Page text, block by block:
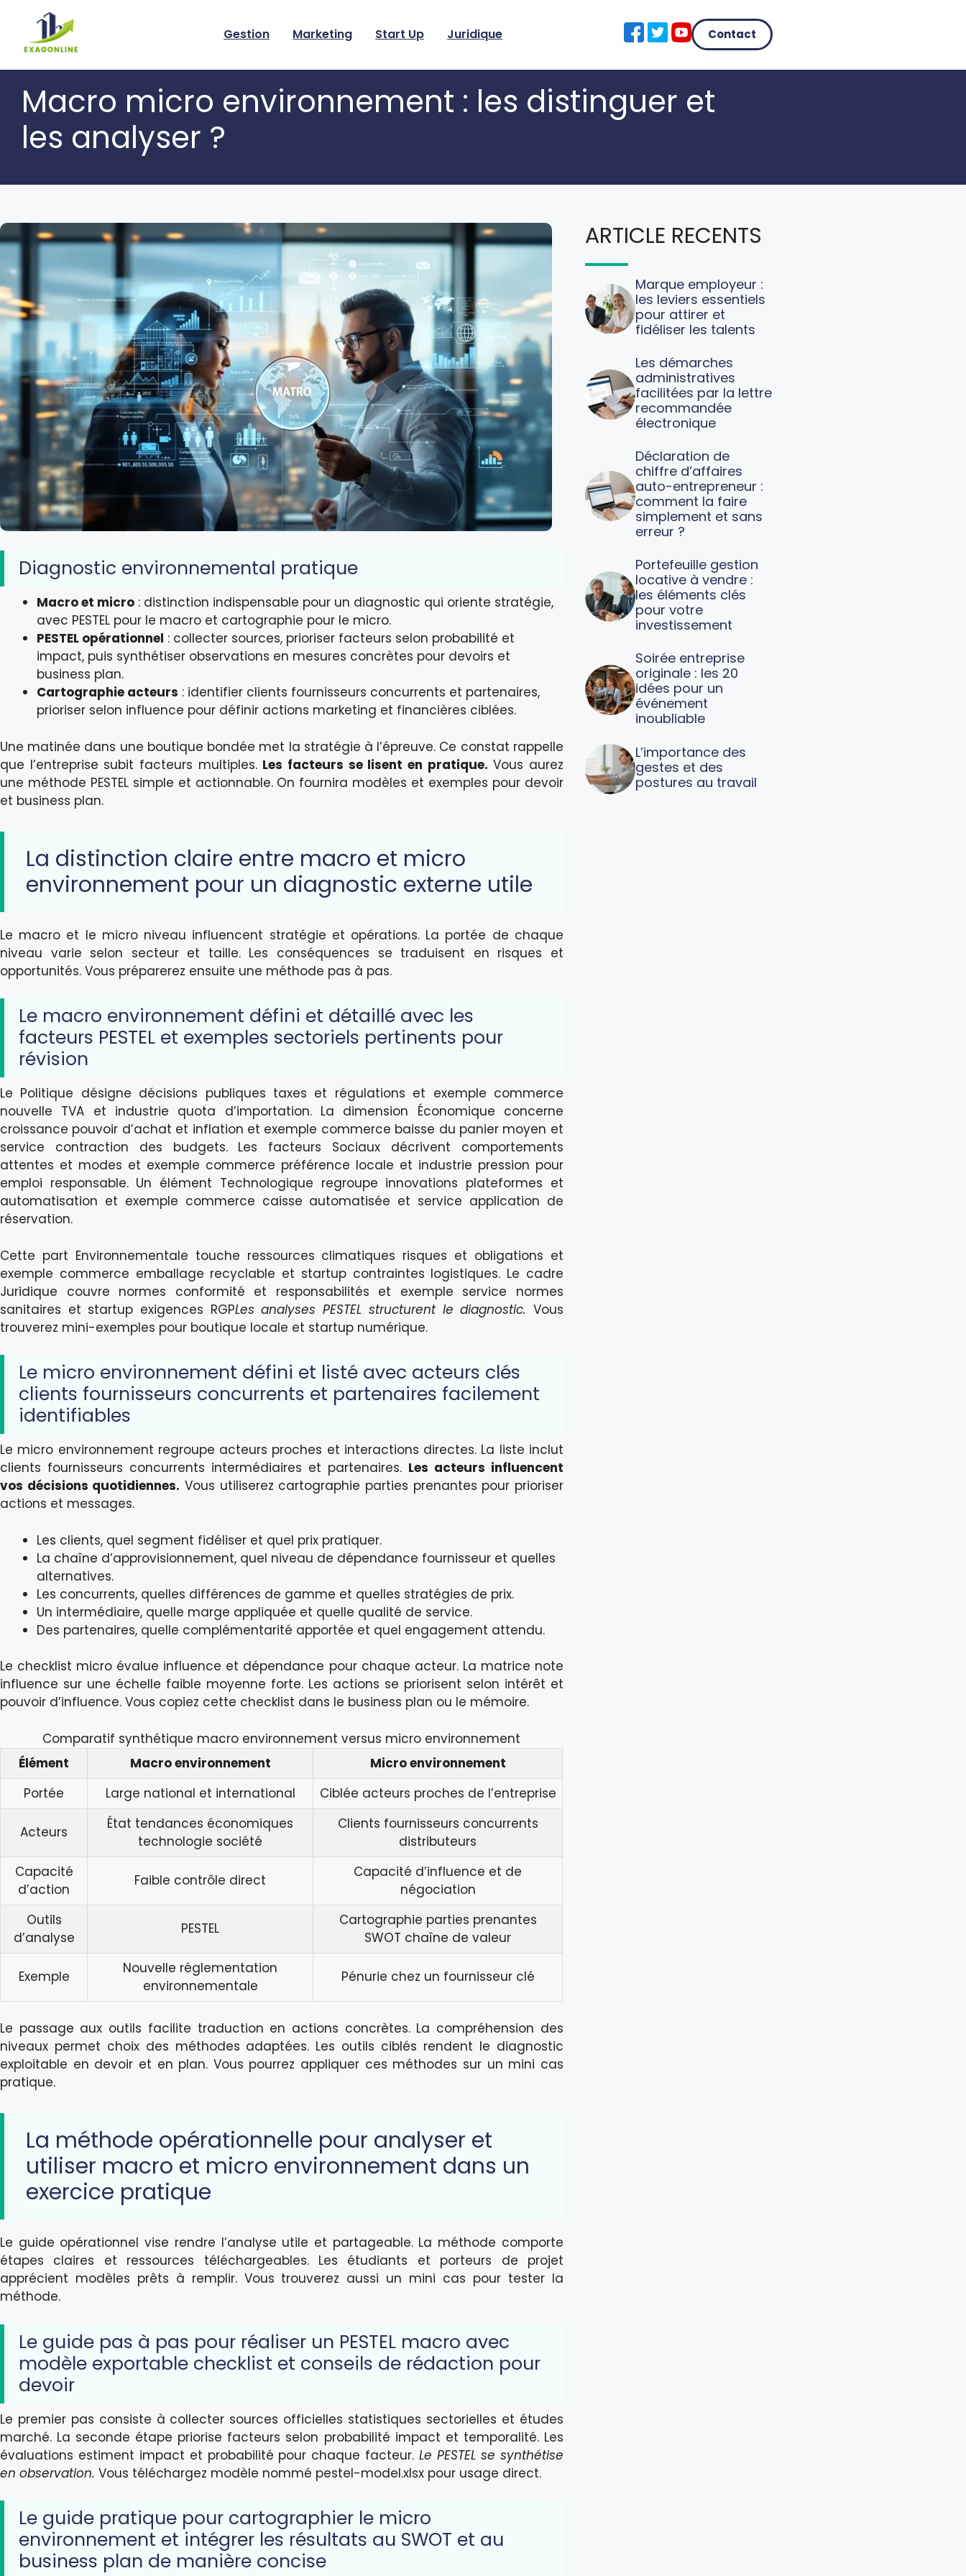
content
Gestion Marketing Start Up Juridique Contact
Macro micro environnement : les distinguer et
les analyser ?
Diagnostic environnemental pratique
Macro et micro : distinction indispensable pour un diagnostic qui oriente stratégie,
avec PESTEL pour le macro et cartographie pour le micro.
PESTEL opérationnel : collecter sources, prioriser facteurs selon probabilité et
impact, puis synthétiser observations en mesures concrètes pour devoirs et
business plan.
Cartographie acteurs : identifier clients fournisseurs concurrents et partenaires,
prioriser selon influence pour définir actions marketing et financières ciblées.
Une matinée dans une boutique bondée met la stratégie à l’épreuve. Ce constat rappelle
que l’entreprise subit facteurs multiples. Les facteurs se lisent en pratique. Vous aurez
une méthode PESTEL simple et actionnable. On fournira modèles et exemples pour devoir
et business plan.
La distinction claire entre macro et micro
environnement pour un diagnostic externe utile
Le macro et le micro niveau influencent stratégie et opérations. La portée de chaque
niveau varie selon secteur et taille. Les conséquences se traduisent en risques et
opportunités. Vous préparerez ensuite une méthode pas à pas.
Le macro environnement défini et détaillé avec les
facteurs PESTEL et exemples sectoriels pertinents pour
révision
Le Politique désigne décisions publiques taxes et régulations et exemple commerce
nouvelle TVA et industrie quota d’importation. La dimension Économique concerne
croissance pouvoir d’achat et inflation et exemple commerce baisse du panier moyen et
service contraction des budgets. Les facteurs Sociaux décrivent comportements
attentes et modes et exemple commerce préférence locale et industrie pression pour
emploi responsable. Un élément Technologique regroupe innovations plateformes et
automatisation et exemple commerce caisse automatisée et service application de
réservation.
Cette part Environnementale touche ressources climatiques risques et obligations et
exemple commerce emballage recyclable et startup contraintes logistiques. Le cadre
Juridique couvre normes conformité et responsabilités et exemple service normes
sanitaires et startup exigences RGPLes analyses PESTEL structurent le diagnostic. Vous
trouverez mini-exemples pour boutique locale et startup numérique.
Le micro environnement défini et listé avec acteurs clés
clients fournisseurs concurrents et partenaires facilement
identifiables
Le micro environnement regroupe acteurs proches et interactions directes. La liste inclut
clients fournisseurs concurrents intermédiaires et partenaires. Les acteurs influencent
vos décisions quotidiennes. Vous utiliserez cartographie parties prenantes pour prioriser
actions et messages.
Les clients, quel segment fidéliser et quel prix pratiquer.
La chaîne d’approvisionnement, quel niveau de dépendance fournisseur et quelles
alternatives.
Les concurrents, quelles différences de gamme et quelles stratégies de prix.
Un intermédiaire, quelle marge appliquée et quelle qualité de service.
Des partenaires, quelle complémentarité apportée et quel engagement attendu.
Le checklist micro évalue influence et dépendance pour chaque acteur. La matrice note
influence sur une échelle faible moyenne forte. Les actions se priorisent selon intérêt et
pouvoir d’influence. Vous copiez cette checklist dans le business plan ou le mémoire.
Comparatif synthétique macro environnement versus micro environnement
Élément
Macro environnement
Micro environnement
Portée
Large national et international Ciblée acteurs proches de l’entreprise
Acteurs
État tendances économiques
technologie société
Clients fournisseurs concurrents
distributeurs
Capacité
d’action
Faible contrôle direct
Capacité d’influence et de
négociation
Outils
d’analyse
PESTEL
Cartographie parties prenantes
SWOT chaîne de valeur
Exemple
Nouvelle réglementation
environnementale
Pénurie chez un fournisseur clé
Le passage aux outils facilite traduction en actions concrètes. La compréhension des
niveaux permet choix des méthodes adaptées. Les outils ciblés rendent le diagnostic
exploitable en devoir et en plan. Vous pourrez appliquer ces méthodes sur un mini cas
pratique.
La méthode opérationnelle pour analyser et
utiliser macro et micro environnement dans un
exercice pratique
Le guide opérationnel vise rendre l’analyse utile et partageable. La méthode comporte
étapes claires et ressources téléchargeables. Les étudiants et porteurs de projet
apprécient modèles prêts à remplir. Vous trouverez aussi un mini cas pour tester la
méthode.
Le guide pas à pas pour réaliser un PESTEL macro avec
modèle exportable checklist et conseils de rédaction pour
devoir
Le premier pas consiste à collecter sources officielles statistiques sectorielles et études
marché. La seconde étape priorise facteurs selon probabilité impact et temporalité. Les
évaluations estiment impact et probabilité pour chaque facteur.Le PESTEL se synthétise
en observation. Vous téléchargez modèle nommé pestel-model.xlsx pour usage direct.
Le guide pratique pour cartographier le micro
environnement et intégrer les résultats au SWOT et au
business plan de manière concise
ARTICLE RECENTS
Marque employeur :
les leviers essentiels
pour attirer et
fidéliser les talents
Les démarches
administratives
facilitées par la lettre
recommandée
électronique
Déclaration de
chiffre d’affaires
auto-entrepreneur :
comment la faire
simplement et sans
erreur ?
Portefeuille gestion
locative à vendre :
les éléments clés
pour votre
investissement
Soirée entreprise
originale : les 20
idées pour un
événement
inoubliable
L’importance des
gestes et des
postures au travail